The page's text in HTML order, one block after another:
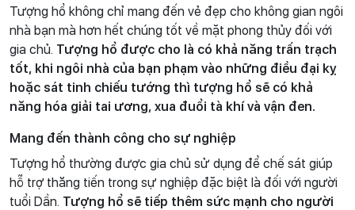
Tượng hổ không chỉ mang đến vẻ đẹp cho không gian ngôi
nhà bạn mà hơn hết chúng tốt về mặt phong thủy đối với
gia chủ. Tượng hổ được cho là có khả năng trấn trạch
tốt, khi ngôi nhà của bạn phạm vào những điều đại kỵ
hoặc sát tinh chiếu tướng thì tượng hổ sẽ có khả
năng hóa giải tai ương, xua đuổi tà khí và vận đen.
Mang đến thành công cho sự nghiệp
Tượng hổ thường được gia chủ sử dụng để chế sát giúp
hỗ trợ thăng tiến trong sự nghiệp đặc biệt là đối với người
tuổi Dần. Tượng hổ sẽ tiếp thêm sức mạnh cho người